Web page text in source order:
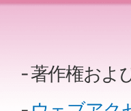
著作権およ